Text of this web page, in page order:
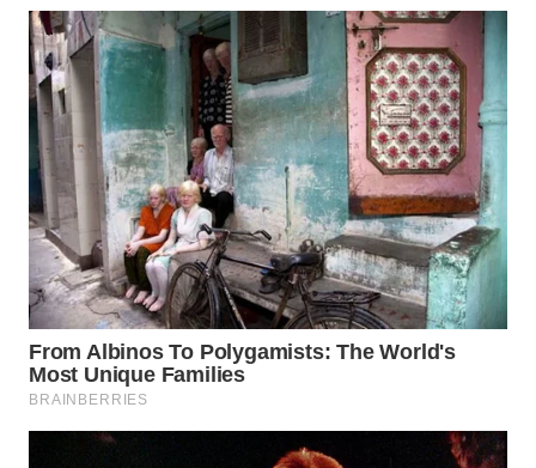
SEMARANG
WN
SOLO
WN
BOROBUDUR
WN
MADURA
WN
SURABAYA
WN